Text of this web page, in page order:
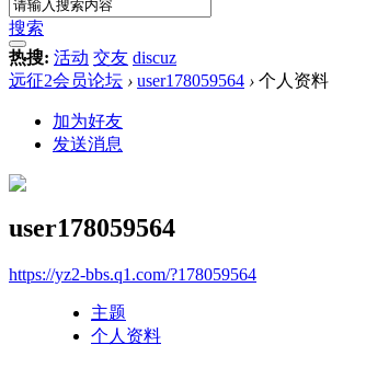
搜索
热搜: 活动 交友 discuz
远征2会员论坛 › user178059564 › 个人资料
加为好友
发送消息
user178059564
https://yz2-bbs.q1.com/?178059564
主题
个人资料